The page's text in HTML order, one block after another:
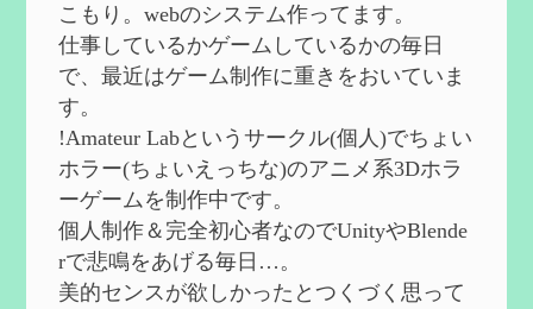
第５７回 アチーブメント「対決者・１」
を手に入れたい
を作成
2024/09/02
第５６回 ムアラニの簡易解説と使用感な
ど【0~1凸】
2024/08/11
第５５回 【無凸無モチ】エミリエを使っ
てみた感想を作成
2024/06/26
第４９回 フリーナの簡易性能紹介とテン
ションについての検証を更新
こもり。webのシステム作ってます。
仕事しているかゲームしているかの毎日
で、最近はゲーム制作に重きをおいていま
す。
!Amateur Labというサークル(個人)でちょい
ホラー(ちょいえっちな)のアニメ系3Dホラ
ーゲームを制作中です。
個人制作＆完全初心者なのでUnityやBlende
rで悲鳴をあげる毎日…。
美的センスが欲しかったとつくづく思って